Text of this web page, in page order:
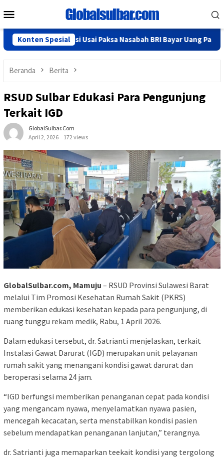
ke
Mobile
Konten Spesial
Polisi Usai Paksa Nasabah BRI Bayar Uang Parkir
Beranda Berita
RSUD Sulbar Edukasi Para Pengunjung
Terkait IGD
GlobalSulbar.com
April 2, 2026
172 views
GlobalSulbar.com, Mamuju – RSUD Provinsi Sulawesi Barat
melalui Tim Promosi Kesehatan Rumah Sakit (PKRS)
memberikan edukasi kesehatan kepada para pengunjung, di
ruang tunggu rekam medik, Rabu, 1 April 2026.
Dalam edukasi tersebut, dr. Satrianti menjelaskan, terkait
Instalasi Gawat Darurat (IGD) merupakan unit pelayanan
rumah sakit yang menangani kondisi gawat darurat dan
beroperasi selama 24 jam.
“IGD berfungsi memberikan penanganan cepat pada kondisi
yang mengancam nyawa, menyelamatkan nyawa pasien,
mencegah kecacatan, serta menstabilkan kondisi pasien
sebelum mendapatkan penanganan lanjutan,” terangnya.
dr. Satrianti juga memaparkan teekait kondisi yang tergolong